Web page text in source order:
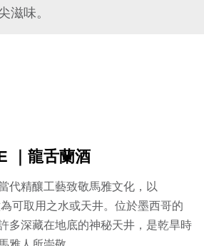
滋味。
｜龍舌蘭酒
代精釀工藝致敬馬雅文化，以
可取用之水或天井。位於墨西哥的
多深藏在地底的神秘天井，是乾旱時